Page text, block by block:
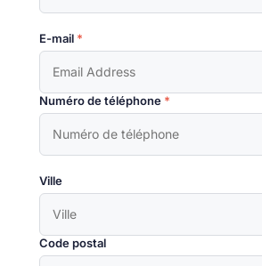
E-mail *
Numéro de téléphone *
Ville
Code postal